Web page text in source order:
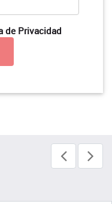
de Privacidad